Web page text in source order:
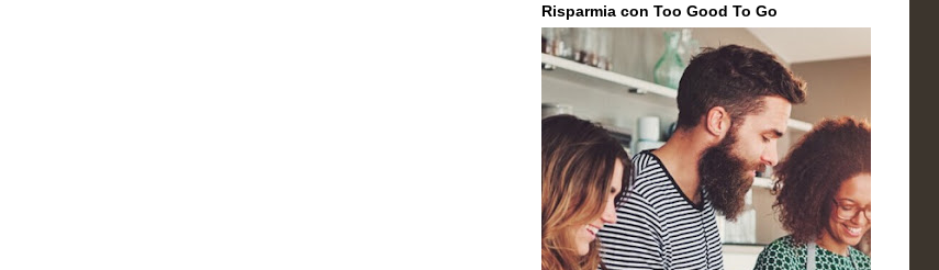
Risparmia con Too Good To Go